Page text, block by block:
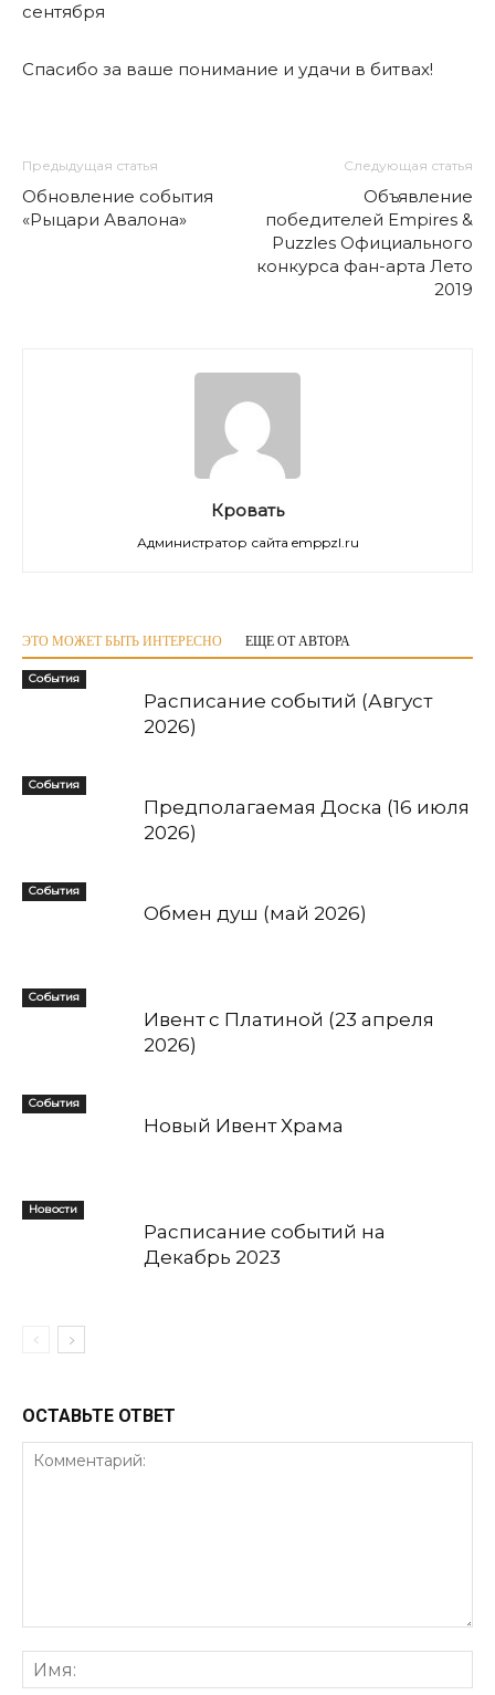
сентября
Спасибо за ваше понимание и удачи в битвах!
Предыдущая статья
Обновление события
«Рыцари Авалона»
Следующая статья
Объявление
победителей Empires &
Puzzles Официального
конкурса фан-арта Лето
2019
Кровать
Администратор сайта emppzl.ru
ЭТО МОЖЕТ БЫТЬ ИНТЕРЕСНО ЕЩЕ ОТ АВТОРА
События
Расписание событий (Август
2026)
События
Предполагаемая Доска (16 июля
2026)
События
Обмен душ (май 2026)
События
Ивент с Платиной (23 апреля
2026)
События
Новый Ивент Храма
Новости
Расписание событий на
Декабрь 2023
ОСТАВЬТЕ ОТВЕТ